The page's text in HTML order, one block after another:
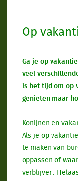
Op
Ga je op
veel
is het tijd om op
genieten maar
Konijnen en
Als je op
te maken van
oppassen of
verblijven.